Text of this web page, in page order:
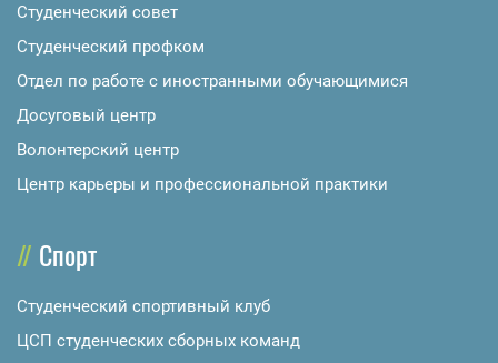
Студенческий совет
Студенческий профком
Отдел по работе с иностранными обучающимися
Досуговый центр
Волонтерский центр
Центр карьеры и профессиональной практики
Спорт
Студенческий спортивный клуб
ЦСП студенческих сборных команд